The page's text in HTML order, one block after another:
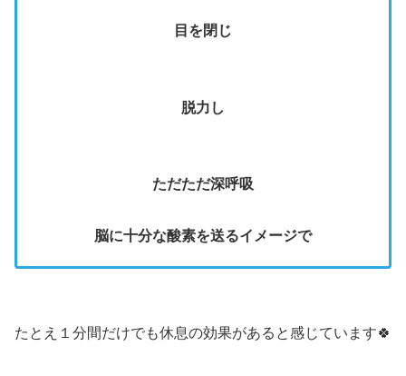
目を閉じ
脱力し
ただただ深呼吸
脳に十分な酸素を送るイメージで
たとえ１分間だけでも休息の効果があると感じています🍀